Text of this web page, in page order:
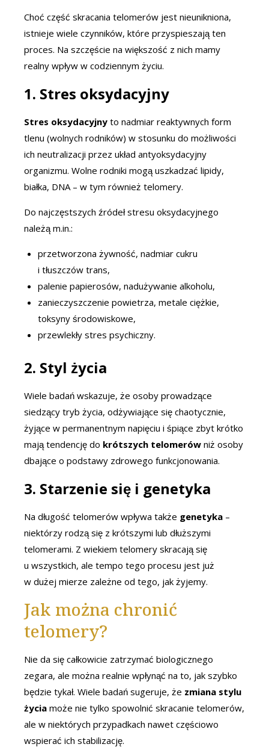
Choć część skracania telomerów jest nieunikniona,
istnieje wiele czynników, które przyspieszają ten
proces. Na szczęście na większość z nich mamy
realny wpływ w codziennym życiu.
1. Stres oksydacyjny
Stres oksydacyjny to nadmiar reaktywnych form
tlenu (wolnych rodników) w stosunku do możliwości
ich neutralizacji przez układ antyoksydacyjny
organizmu. Wolne rodniki mogą uszkadzać lipidy,
białka, DNA – w tym również telomery.
Do najczęstszych źródeł stresu oksydacyjnego
należą m.in.:
przetworzona żywność, nadmiar cukru
i tłuszczów trans,
palenie papierosów, nadużywanie alkoholu,
zanieczyszczenie powietrza, metale ciężkie,
toksyny środowiskowe,
przewlekły stres psychiczny.
2. Styl życia
Wiele badań wskazuje, że osoby prowadzące
siedzący tryb życia, odżywiające się chaotycznie,
żyjące w permanentnym napięciu i śpiące zbyt krótko
mają tendencję do krótszych telomerów niż osoby
dbające o podstawy zdrowego funkcjonowania.
3. Starzenie się i genetyka
Na długość telomerów wpływa także genetyka –
niektórzy rodzą się z krótszymi lub dłuższymi
telomerami. Z wiekiem telomery skracają się
u wszystkich, ale tempo tego procesu jest już
w dużej mierze zależne od tego, jak żyjemy.
Jak można chronić
telomery?
Nie da się całkowicie zatrzymać biologicznego
zegara, ale można realnie wpłynąć na to, jak szybko
będzie tykał. Wiele badań sugeruje, że zmiana stylu
życia może nie tylko spowolnić skracanie telomerów,
ale w niektórych przypadkach nawet częściowo
wspierać ich stabilizację.